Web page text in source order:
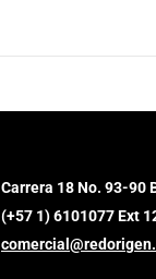
Carrera 18 No. 93-90
(+57 1) 6101077 Ext